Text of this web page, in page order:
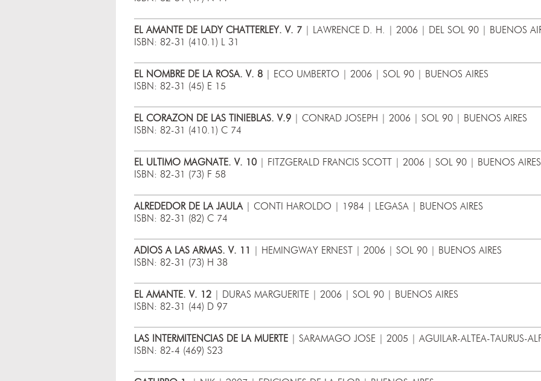
EL AMANTE DE LADY CHATTERLEY. V. 7 | LAWRENCE D. H. | 2006 | DEL SOL 90 | BUENOS
ISBN: 82-31 (410.1) L 31
EL NOMBRE DE LA ROSA. V. 8 | ECO UMBERTO | 2006 | SOL 90 | BUENOS AIRES
ISBN: 82-31 (45) E 15
EL CORAZON DE LAS TINIEBLAS. V.9 | CONRAD JOSEPH | 2006 | SOL 90 | BUENOS AIRES
ISBN: 82-31 (410.1) C 74
EL ULTIMO MAGNATE. V. 10 | FITZGERALD FRANCIS SCOTT | 2006 | SOL 90 | BUENOS AIRES
ISBN: 82-31 (73) F 58
ALREDEDOR DE LA JAULA | CONTI HAROLDO | 1984 | LEGASA | BUENOS AIRES
ISBN: 82-31 (82) C 74
ADIOS A LAS ARMAS. V. 11
| HEMINGWAY ERNEST | 2006 | SOL 90 | BUENOS AIRES
ISBN: 82-31 (73) H 38
EL AMANTE. V. 12 | DURAS MARGUERITE | 2006 | SOL 90 | BUENOS AIRES
ISBN: 82-31 (44) D 97
LAS INTERMITENCIAS DE LA MUERTE | SARAMAGO JOSE | 2005 | AGUILAR-ALTEA-TAURUS-
ISBN: 82-4 (469) S23